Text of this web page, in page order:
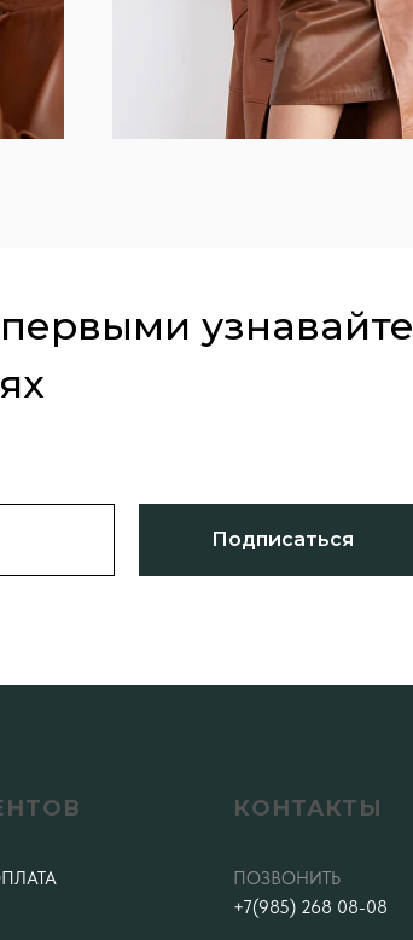
узнавайте
Подписаться
КОНТАКТЫ
ПОЗВОНИТЬ
+7(985) 268 08-08